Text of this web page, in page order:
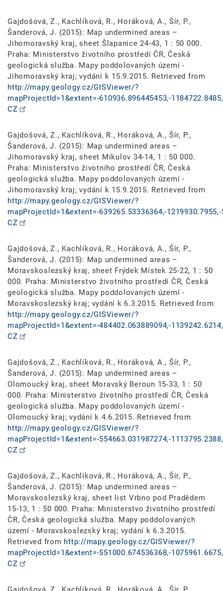
Gajdošová, Z., Kachlíková, R., Horáková, A., Šír, P.,
Šanderová, J. (2015): Map undermined areas –
Jihomoravský kraj, sheet Šlapanice 24-43, 1 : 50 000.
Praha: Ministerstvo životního prostředí ČR, Česká
geologická služba. Mapy poddolovaných území -
Jihomoravský kraj; vydání k 15.9.2015. Retrieved from
http://mapy.geology.cz/GISViewer/?
mapProjectId=1&extent=-610936.896445453,-
CZ
Gajdošová, Z., Kachlíková, R., Horáková, A., Šír, P.,
Šanderová, J. (2015): Map undermined areas –
Jihomoravský kraj, sheet Mikulov 34-14, 1 : 50 000.
Praha: Ministerstvo životního prostředí ČR, Česká
geologická služba. Mapy poddolovaných území -
Jihomoravský kraj; vydání k 15.9.2015. Retrieved from
http://mapy.geology.cz/GISViewer/?
mapProjectId=1&extent=-639265.53336364,-
CZ
Gajdošová, Z., Kachlíková, R., Horáková, A., Šír, P.,
Šanderová, J. (2015): Map undermined areas –
Moravskoslezský kraj, sheet Frýdek Místek 25-22, 1 : 50
000. Praha: Ministerstvo životního prostředí ČR, Česká
geologická služba. Mapy poddolovaných území -
Moravskoslezský kraj; vydání k 6.3.2015. Retrieved from
http://mapy.geology.cz/GISViewer/?
mapProjectId=1&extent=-484402.063889094,-
CZ
Gajdošová, Z., Kachlíková, R., Horáková, A., Šír, P.,
Šanderová, J. (2015): Map undermined areas –
Olomoucký kraj, sheet Moravský Beroun 15-33, 1 : 50
000. Praha: Ministerstvo životního prostředí ČR, Česká
geologická služba. Mapy poddolovaných území -
Olomoucký kraj; vydání k 4.6.2015. Retrieved from
http://mapy.geology.cz/GISViewer/?
mapProjectId=1&extent=-554663.031987274,-
CZ
Gajdošová, Z., Kachlíková, R., Horáková, A., Šír, P.,
Šanderová, J. (2015): Map undermined areas –
Moravskoslezský kraj, sheet list Vrbno pod Pradědem
15-13, 1 : 50 000. Praha: Ministerstvo životního prostředí
ČR, Česká geologická služba. Mapy poddolovaných
území - Moravskoslezský kraj; vydání k 6.3.2015.
Retrieved from http://mapy.geology.cz/GISViewer/?
mapProjectId=1&extent=-551000.674536368,-
CZ